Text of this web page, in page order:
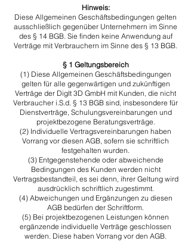
Hinweis:
Diese Allgemeinen Geschäftsbedingungen gelten
ausschließlich gegenüber Unternehmern im Sinne
des § 14 BGB. Sie finden keine Anwendung auf
Verträge mit Verbrauchern im Sinne des § 13 BGB.
§ 1 Geltungsbereich
​(1) Diese Allgemeinen Geschäftsbedingungen
gelten für alle gegenwärtigen und zukünftigen
Verträge der DigIt 3D GmbH mit Kunden, die nicht
Verbraucher i.S.d. § 13 BGB sind, insbesondere für
Dienstverträge, Schulungsvereinbarungen und
projektbezogene Beratungsverträge.
​(2) Individuelle Vertragsvereinbarungen haben
Vorrang vor diesen AGB, sofern sie schriftlich
festgehalten wurden.
​(3) Entgegenstehende oder abweichende
Bedingungen des Kunden werden nicht
Vertragsbestandteil, es sei denn, ihrer Geltung wird
ausdrücklich schriftlich zugestimmt.
​(4) Abweichungen und Ergänzungen zu diesen
AGB bedürfen der Schriftform.
​(5) Bei projektbezogenen Leistungen können
ergänzende individuelle Verträge geschlossen
werden. Diese haben Vorrang vor den AGB.